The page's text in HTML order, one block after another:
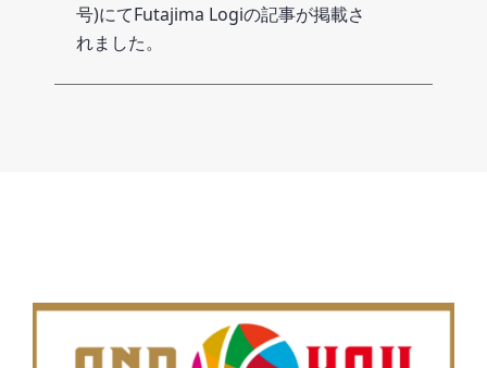
号)にてFutajima Logiの記事が掲載さ
れました。